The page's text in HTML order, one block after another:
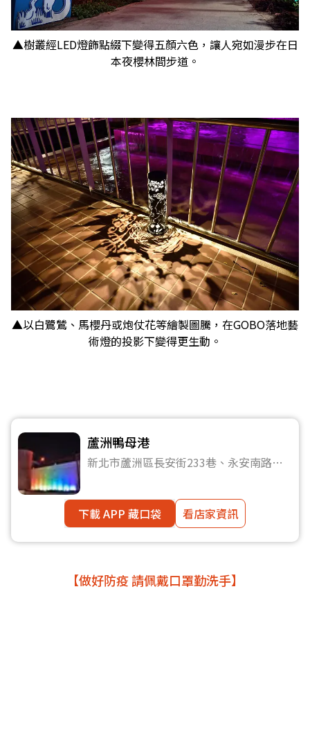
▲樹叢經LED燈飾點綴下變得五顏六色，讓人宛如漫步在日
本夜櫻林間步道。
▲以白鷺鷥、馬櫻丹或炮仗花等繪製圖騰，在GOBO落地藝
術燈的投影下變得更生動。
蘆洲鴨母港
新北市蘆洲區長安街233巷、永安南路二
下載 APP 藏口袋 看店家資訊
【做好防疫 請佩戴口罩勤洗手】